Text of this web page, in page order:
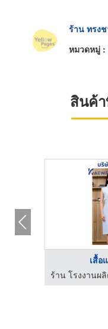
ร้าน ทรง
หมวดหมู่ :
สินค้
เสื้อ